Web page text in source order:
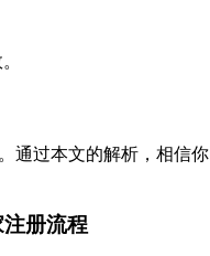
通过本文的解析，相
注册流程